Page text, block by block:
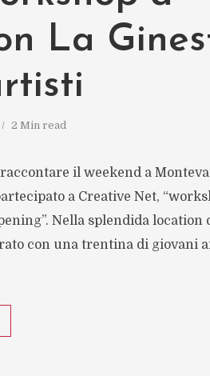
La
2 Min read
raccontare il weekend a
a Creative Net,
Nella splendida location
con una trentina di giovani